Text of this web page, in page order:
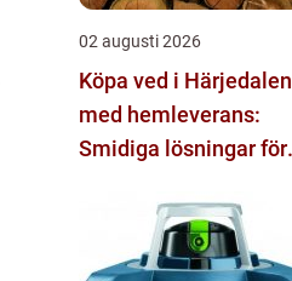
02 augusti 2026
Köpa ved i Härjedalen
med hemleverans:
Smidiga lösningar för